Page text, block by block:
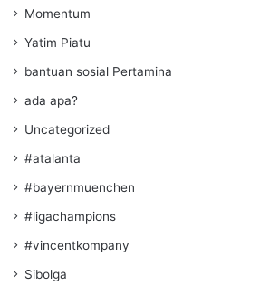
Momentum
Yatim Piatu
bantuan sosial Pertamina
ada apa?
Uncategorized
#atalanta
#bayernmuenchen
#ligachampions
#vincentkompany
Sibolga